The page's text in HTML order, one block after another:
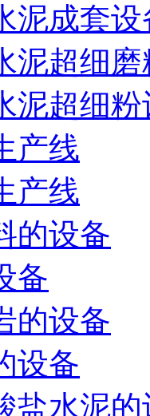
泥成套设
泥超细磨
泥超细粉
产线
产线
的设备
备
的设备
设备
盐水泥的